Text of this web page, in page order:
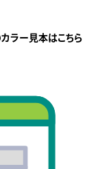
ラー見本はこちら